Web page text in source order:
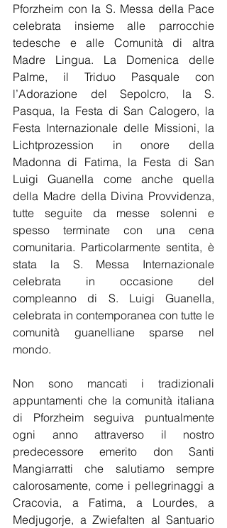
Pforzheim con la S. Messa della Pace
celebrata insieme alle parrocchie
tedesche e alle Comunità di altra
Madre Lingua. La Domenica delle
Palme, il Triduo Pasquale con
l’Adorazione del Sepolcro, la S.
Pasqua, la Festa di San Calogero, la
Festa Internazionale delle Missioni, la
Lichtprozession in onore della
Madonna di Fatima, la Festa di San
Luigi Guanella come anche quella
della Madre della Divina Provvidenza,
tutte seguite da messe solenni e
spesso terminate con una cena
comunitaria. Particolarmente sentita, è
stata la S. Messa Internazionale
celebrata in occasione del
compleanno di S. Luigi Guanella,
celebrata in contemporanea con tutte le
comunità guanelliane sparse nel
mondo.
Non sono mancati i tradizionali
appuntamenti che la comunità italiana
di Pforzheim seguiva puntualmente
ogni anno attraverso il nostro
predecessore emerito don Santi
Mangiarratti che salutiamo sempre
calorosamente, come i pellegrinaggi a
Cracovia, a Fatima, a Lourdes, a
Medjugorje, a Zwiefalten al Santuario